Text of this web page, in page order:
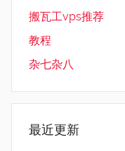
搬瓦工vps推荐
教程
杂七杂八
最近更新